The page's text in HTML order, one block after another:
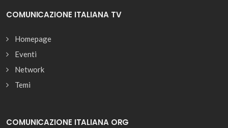
COMUNICAZIONE ITALIANA TV
Homepage
Eventi
Network
Temi
COMUNICAZIONE ITALIANA ORG